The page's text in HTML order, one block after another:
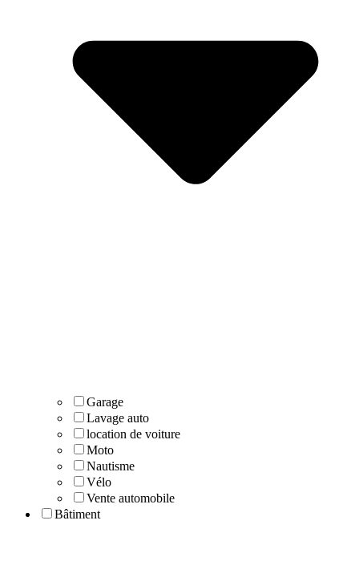
Garage
Lavage auto
location de voiture
Moto
Nautisme
Vélo
Vente automobile
Bâtiment